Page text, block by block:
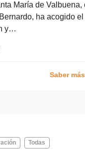
María de Valbuena,
ha acogido el
y…
Saber más
Todas